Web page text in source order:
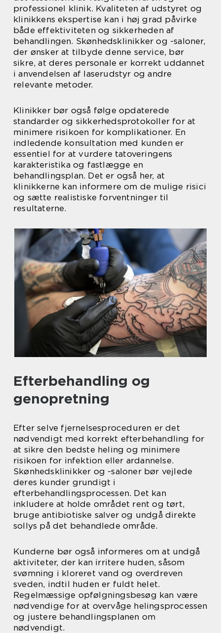
professionel klinik. Kvaliteten af udstyret og
klinikkens ekspertise kan i høj grad påvirke
både effektiviteten og sikkerheden af
behandlingen. Skønhedsklinikker og -saloner,
der ønsker at tilbyde denne service, bør
sikre, at deres personale er korrekt uddannet
i anvendelsen af laserudstyr og andre
relevante metoder.
Klinikker bør også følge opdaterede
standarder og sikkerhedsprotokoller for at
minimere risikoen for komplikationer. En
indledende konsultation med kunden er
essentiel for at vurdere tatoveringens
karakteristika og fastlægge en
behandlingsplan. Det er også her, at
klinikkerne kan informere om de mulige risici
og sætte realistiske forventninger til
resultaterne.
Efterbehandling og
genopretning
Efter selve fjernelsesproceduren er det
nødvendigt med korrekt efterbehandling for
at sikre den bedste heling og minimere
risikoen for infektion eller ardannelse.
Skønhedsklinikker og -saloner bør vejlede
deres kunder grundigt i
efterbehandlingsprocessen. Det kan
inkludere at holde området rent og tørt,
bruge antibiotiske salver og undgå direkte
sollys på det behandlede område.
Kunderne bør også informeres om at undgå
aktiviteter, der kan irritere huden, såsom
svømning i kloreret vand og overdreven
sveden, indtil huden er fuldt helet.
Regelmæssige opfølgningsbesøg kan være
nødvendige for at overvåge helingsprocessen
og justere behandlingsplanen om
nødvendigt.